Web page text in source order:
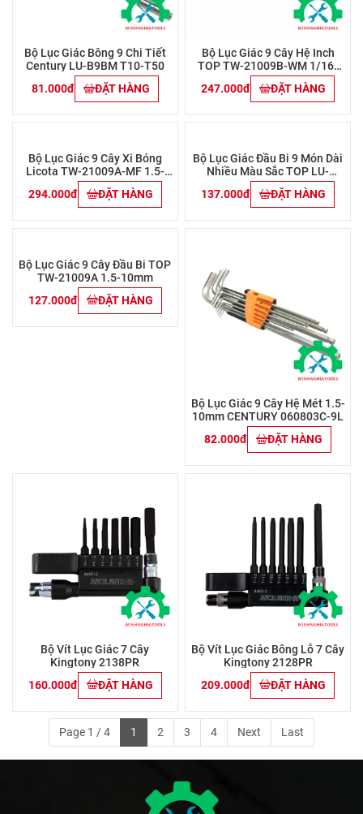
Bộ Lục Giác Bông 9 Chi Tiết
Century LU-B9BM T10-T50
81.000đ
ĐẶT HÀNG
Bộ Lục Giác 9 Cây Hệ Inch
TOP TW-21009B-WM 1/16-
3/8
247.000đ ĐẶT HÀNG
Bộ Lục Giác 9 Cây Xi Bóng
Licota TW-21009A-MF 1.5-
10mm
294.000đ ĐẶT HÀNG
Bộ Lục Giác Đầu Bi 9 Món Dài
Nhiều Màu Sắc TOP LU-
9CMAU 1.5-10mm
137.000đ ĐẶT HÀNG
Bộ Lục Giác 9 Cây Đầu Bi TOP
TW-21009A 1.5-10mm
127.000đ
ĐẶT HÀNG
Bộ Lục Giác 9 Cây Hệ Mét 1.5-
10mm CENTURY 060803C-9L
82.000đ
ĐẶT HÀNG
Bộ Vít Lục Giác 7 Cây
Kingtony 2138PR
160.000đ
ĐẶT HÀNG
Bộ Vít Lục Giác Bông Lỗ 7 Cây
Kingtony 2128PR
209.000đ
ĐẶT HÀNG
Page 1 / 4 1 2 3 4 Next Last